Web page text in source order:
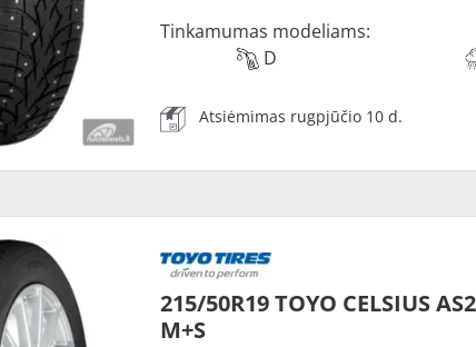
Tinkamumas modeliams:
D
Atsiėmimas rugpjūčio 10 d.
215/50R19 TOYO CELSIUS
M+S